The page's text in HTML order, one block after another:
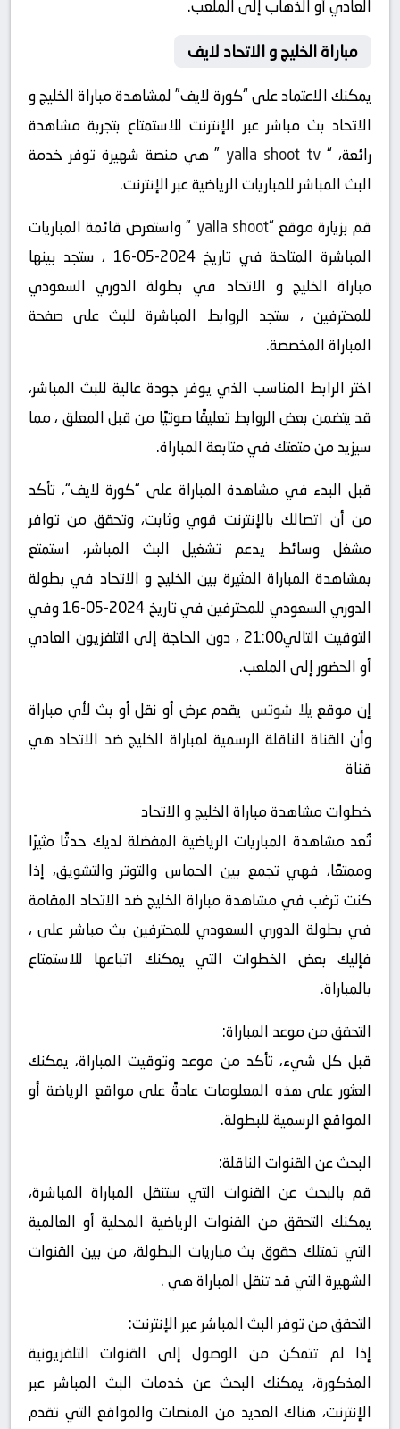
العادي أو الذهاب إلى الملعب.
مباراة الخليج و الاتحاد لايف
يمكنك الاعتماد على “كورة لايف” لمشاهدة مباراة الخليج و
الاتحاد بث مباشر عبر الإنترنت للاستمتاع بتجربة مشاهدة
رائعة، “ yalla shoot tv ” هي منصة شهيرة توفر خدمة
البث المباشر للمباريات الرياضية عبر الإنترنت.
قم بزيارة موقع “yalla shoot ” واستعرض قائمة المباريات
المباشرة المتاحة في تاريخ 2024-05-16 ، ستجد بينها
مباراة الخليج و الاتحاد في بطولة الدوري السعودي
للمحترفين ، ستجد الروابط المباشرة للبث على صفحة
المباراة المخصصة.
اختر الرابط المناسب الذي يوفر جودة عالية للبث المباشر،
قد يتضمن بعض الروابط تعليقًا صوتيًا من قبل المعلق ، مما
سيزيد من متعتك في متابعة المباراة.
قبل البدء في مشاهدة المباراة على “كورة لايف“، تأكد
من أن اتصالك بالإنترنت قوي وثابت، وتحقق من توافر
مشغل وسائط يدعم تشغيل البث المباشر، استمتع
بمشاهدة المباراة المثيرة بين الخليج و الاتحاد في بطولة
الدوري السعودي للمحترفين في تاريخ 2024-05-16 وفي
التوقيت التالي21:00 ، دون الحاجة إلى التلفزيون العادي
أو الحضور إلى الملعب.
إن موقع يلا شوتسيقدم عرض أو نقل أو بث لأي مباراة
وأن القناة الناقلة الرسمية لمباراة الخليج ضد الاتحاد هي
قناة
خطوات مشاهدة مباراة الخليج و الاتحاد
تُعد مشاهدة المباريات الرياضية المفضلة لديك حدثًا مثيرًا
وممتعًا، فهي تجمع بين الحماس والتوتر والتشويق، إذا
كنت ترغب في مشاهدة مباراة الخليج ضد الاتحاد المقامة
في بطولة الدوري السعودي للمحترفين بث مباشر على ،
فإليك بعض الخطوات التي يمكنك اتباعها للاستمتاع
بالمباراة.
التحقق من موعد المباراة:
قبل كل شيء، تأكد من موعد وتوقيت المباراة، يمكنك
العثور على هذه المعلومات عادةً على مواقع الرياضة أو
المواقع الرسمية للبطولة.
البحث عن القنوات الناقلة:
قم بالبحث عن القنوات التي ستنقل المباراة المباشرة،
يمكنك التحقق من القنوات الرياضية المحلية أو العالمية
التي تمتلك حقوق بث مباريات البطولة، من بين القنوات
الشهيرة التي قد تنقل المباراة هي .
التحقق من توفر البث المباشر عبر الإنترنت:
إذا لم تتمكن من الوصول إلى القنوات التلفزيونية
المذكورة، يمكنك البحث عن خدمات البث المباشر عبر
الإنترنت، هناك العديد من المنصات والمواقع التي تقدم